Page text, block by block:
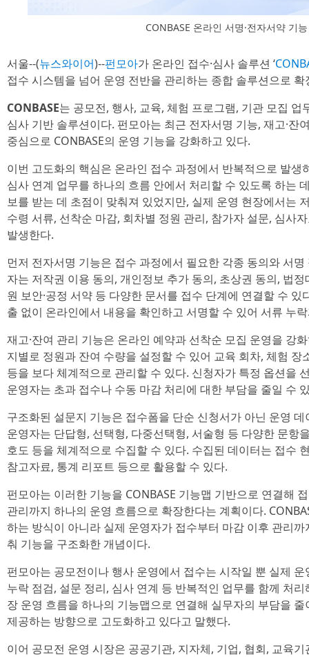
CONBASE 온라인 서명·전자서약 기
서울--(뉴스와이어)--펀모아가 온라인 접수·심사 솔루션 ‘
접수 시스템을 넘어 운영 전반을 관리하는 종합 솔루션으로
CONBASE는 공모전, 행사, 교육, 체험 프로그램, 기관 모집 업
심사 기반 솔루션이다. 펀모아는 최근 전자서명 기능, 재고·잔
중심으로 CONBASE의 운영 기능을 강화하고 있다.
이번 고도화의 핵심은 온라인 접수 과정에서 반복적으로 발생
심사 연계 업무를 하나의 흐름 안에서 처리할 수 있도록 하는
보를 받는 데 초점이 맞춰져 있었지만, 실제 운영 현장에서는
수령 서류, 선착순 마감, 회차별 정원 관리, 참가자 설문, 심사
발생한다.
먼저 전자서명 기능은 접수 과정에서 필요한 각종 동의와 서
자는 저작권 이용 동의, 개인정보 추가 동의, 초상권 동의, 법
원 보안·공정 서약 등 다양한 문서를 접수 단계에 연결할 수
출 없이 온라인에서 내용을 확인하고 서명할 수 있어 서류 누
재고·잔여 관리 기능은 온라인 예약과 선착순 모집 운영을 강
지별로 정원과 잔여 수량을 설정할 수 있어 교육 회차, 체험
등을 보다 체계적으로 관리할 수 있다. 신청자가 특정 옵션을
운영자는 초과 접수나 수동 마감 처리에 대한 부담을 줄일 수
구조화된 설문지 기능은 접수폼을 단순 신청서가 아닌 운영
운영자는 단답형, 선택형, 다중선택형, 서술형 등 다양한 문항
호도 등을 체계적으로 수집할 수 있다. 수집된 데이터는 접수
참고자료, 통계 리포트 등으로 활용할 수 있다.
펀모아는 이러한 기능을 CONBASE 기능맵 기반으로 연결해
관리까지 하나의 운영 흐름으로 확장한다는 계획이다.
하는 방식이 아니라 실제 운영자가 접수부터 마감 이후 관리
춰 기능을 구조화한 개념이다.
펀모아는 공모전이나 행사 운영에서 접수는 시작일 뿐 실제
누락 점검, 설문 정리, 심사 연계 등 반복적인 업무를 함께 처
장 운영 흐름을 하나의 기능맵으로 연결해 실무자의 부담을
제공하는 방향으로 고도화하고 있다고 말했다.
이어 공모전 운영 시장은 공공기관, 지자체, 기업, 협회, 교육